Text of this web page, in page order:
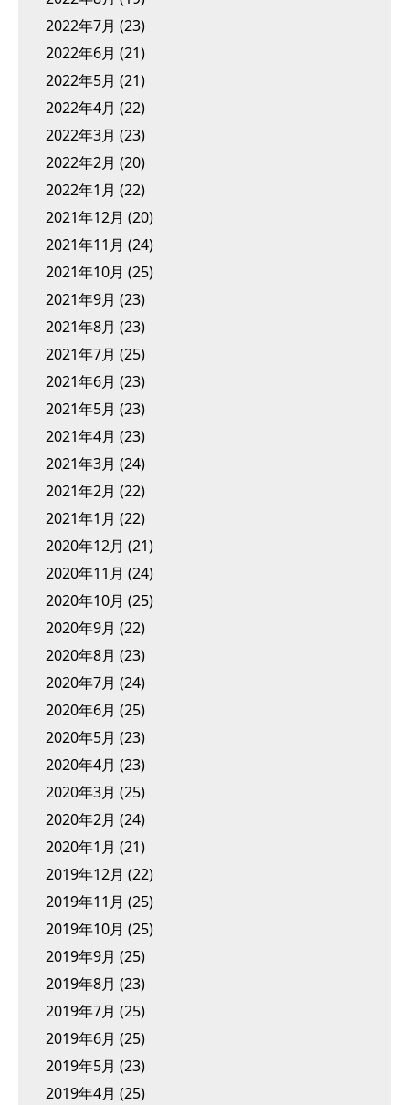
2022年7月 (23)
2022年6月 (21)
2022年5月 (21)
2022年4月 (22)
2022年3月 (23)
2022年2月 (20)
2022年1月 (22)
2021年12月 (20)
2021年11月 (24)
2021年10月 (25)
2021年9月 (23)
2021年8月 (23)
2021年7月 (25)
2021年6月 (23)
2021年5月 (23)
2021年4月 (23)
2021年3月 (24)
2021年2月 (22)
2021年1月 (22)
2020年12月 (21)
2020年11月 (24)
2020年10月 (25)
2020年9月 (22)
2020年8月 (23)
2020年7月 (24)
2020年6月 (25)
2020年5月 (23)
2020年4月 (23)
2020年3月 (25)
2020年2月 (24)
2020年1月 (21)
2019年12月 (22)
2019年11月 (25)
2019年10月 (25)
2019年9月 (25)
2019年8月 (23)
2019年7月 (25)
2019年6月 (25)
2019年5月 (23)
2019年4月 (25)